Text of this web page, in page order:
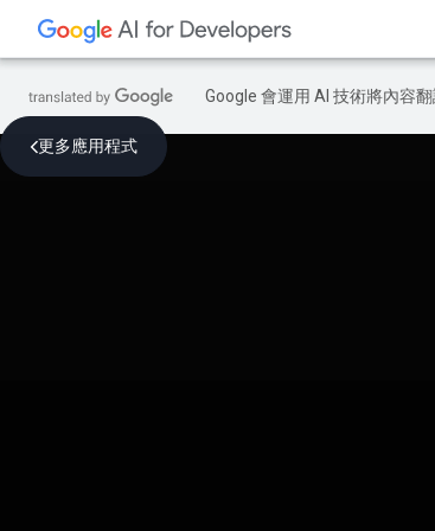
Google 會運用 AI 技術將內容
更多應用程式